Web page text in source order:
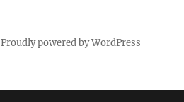
Proudly powered by WordPress